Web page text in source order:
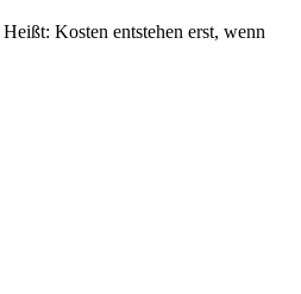
Kosten entstehen erst, wenn